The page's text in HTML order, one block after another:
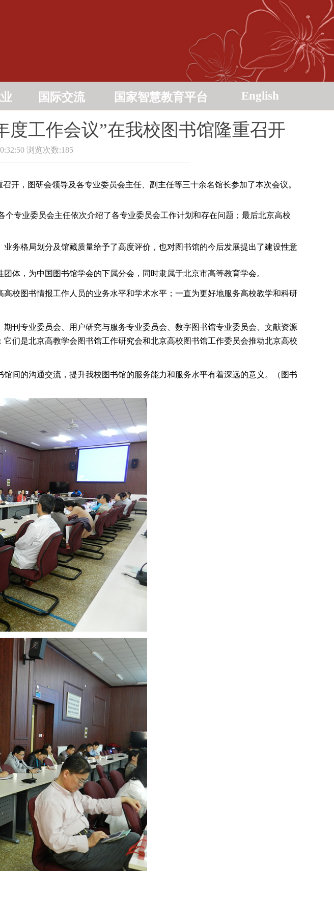
国际交流 国家智慧教育平台 English
度工作会议”在我校图书馆隆重召开
浏览次数:185
开，图研会领导及各专业委员会主任、副主任等三十余名馆长参加了本次会议。
专业委员会主任依次介绍了各专业委员会工作计划和存在问题；最后北京高校
务格局划分及馆藏质量给予了高度评价，也对图书馆的今后发展提出了建设性意
体，为中国图书馆学会的下属分会，同时隶属于北京市高等教育学会。
校图书情报工作人员的业务水平和学术水平；一直为更好地服务高校教学和科研
刊专业委员会、用户研究与服务专业委员会、数字图书馆专业委员会、文献资源
们是北京高教学会图书馆工作研究会和北京高校图书馆工作委员会推动北京高校
间的沟通交流，提升我校图书馆的服务能力和服务水平有着深远的意义。（图书